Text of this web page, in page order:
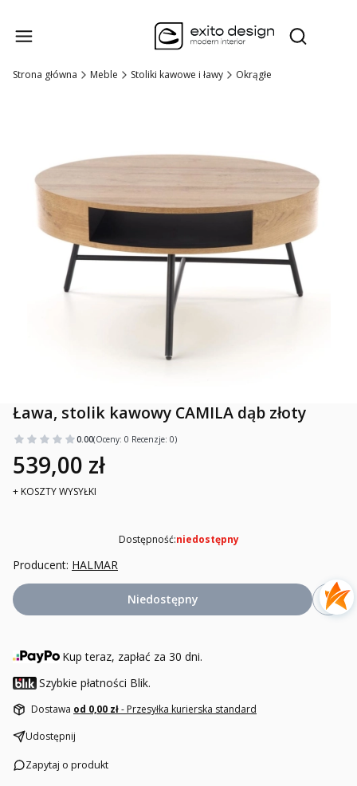
Otwórz
Strona główna Meble Stoliki kawowe i ławy Okrągłe
Ława, stolik kawowy CAMILA dąb złoty
0.00(Oceny: 0 Recenzje: 0)
539,00 zł
+ KOSZTY WYSYŁKI
Dostępność:niedostępny
Producent: HALMAR
Niedostępny
Kup teraz, zapłać za 30 dni.
Szybkie płatności Blik.
Dostawa od 0,00 zł- Przesyłka kurierska standard
Udostępnij
Zapytaj o produkt